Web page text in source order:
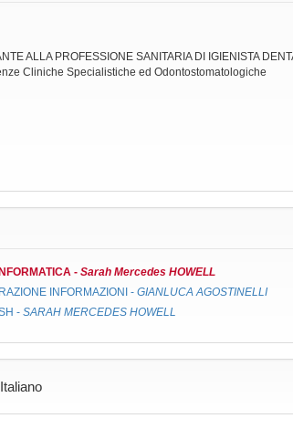
ALLA PROFESSIONE SANITARIA DI IGIENISTA
Cliniche Specialistiche ed Odontostomatologiche
- Sarah Mercedes HOWELL
INFORMAZIONI - GIANLUCA AGOSTINELLI
- SARAH MERCEDES HOWELL
Italiano